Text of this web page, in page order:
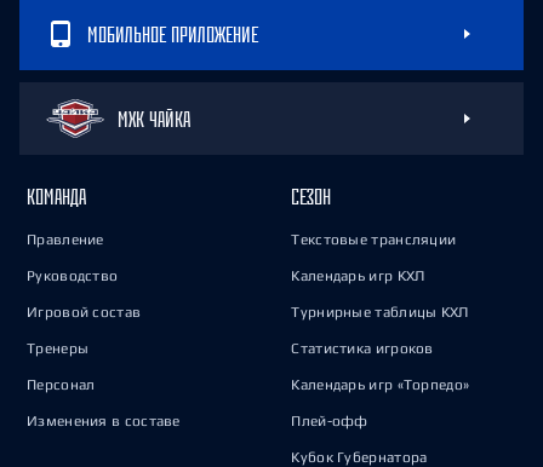
МОБИЛЬНОЕ ПРИЛОЖЕНИЕ
МХК ЧАЙКА
КОМАНДА
Правление
Руководство
Игровой состав
Тренеры
Персонал
Изменения в составе
СЕЗОН
Текстовые трансляции
Календарь игр КХЛ
Турнирные таблицы КХЛ
Статистика игроков
Календарь игр «Торпедо»
Плей-офф
Кубок Губернатора